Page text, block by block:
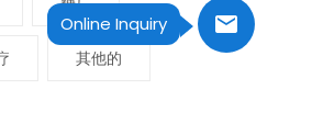
Online Inquiry
其他的